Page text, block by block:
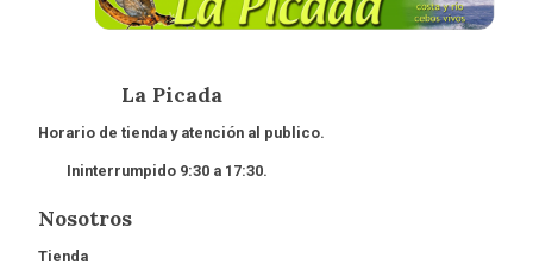
La Picada
Horario de tienda y atención al publico.
Ininterrumpido 9:30 a 17:30.
Nosotros
Tienda